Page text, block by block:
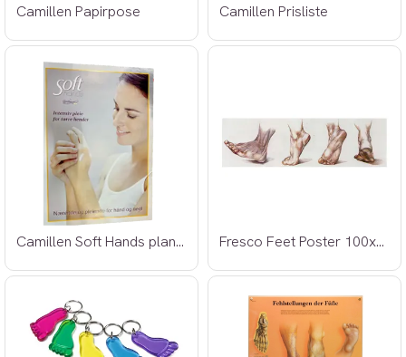
Camillen Papirpose Camillen Prisliste
Camillen Soft Hands plansje Fresco Feet Poster 100x35,5cm